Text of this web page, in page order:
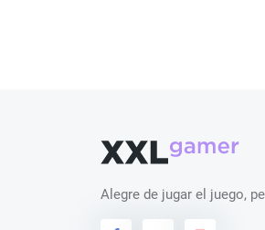
Alegre de jugar el juego,